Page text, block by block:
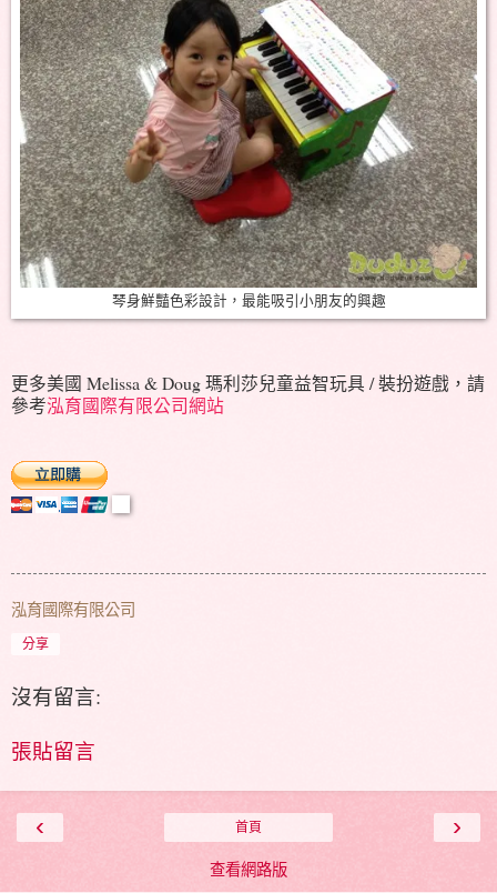
琴身鮮豔色彩設計，最能吸引小朋友的興趣
更多美國 Melissa & Doug 瑪利莎兒童益智玩具 / 裝扮遊戲，請
參考泓育國際有限公司網站
泓育國際有限公司
分享
沒有留言:
張貼留言
‹ ›
首頁
查看網路版